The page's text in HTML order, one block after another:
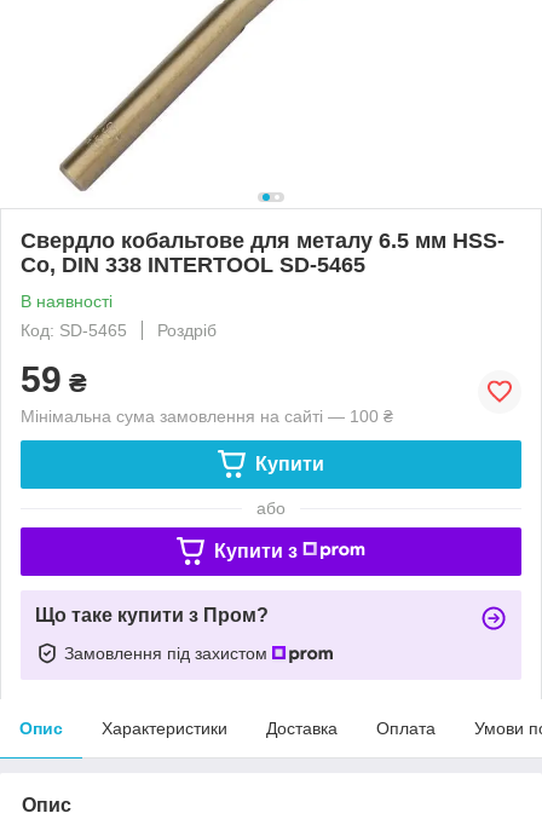
Свердло кобальтове для металу 6.5 мм HSS-
Co, DIN 338 INTERTOOL SD-5465
В наявності
Код: SD-5465
Роздріб
59 ₴
Мінімальна сума замовлення на сайті — 100 ₴
Купити
або
Купити з
Що таке купити з Пром?
Замовлення під захистом
Опис Характеристики Доставка Оплата Умови
Опис